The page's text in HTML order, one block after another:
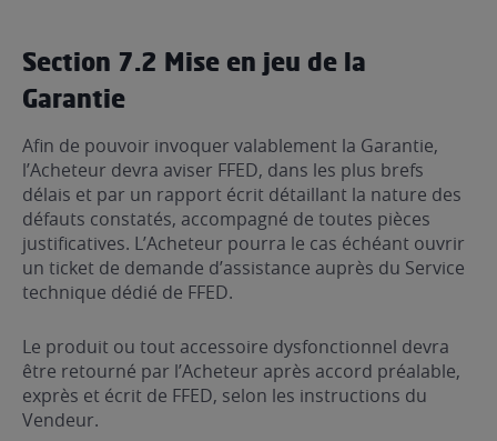
Section 7.2 Mise en jeu de la
Garantie
Afin de pouvoir invoquer valablement la Garantie,
l’Acheteur devra aviser FFED, dans les plus brefs
délais et par un rapport écrit détaillant la nature des
défauts constatés, accompagné de toutes pièces
justificatives. L’Acheteur pourra le cas échéant ouvrir
un ticket de demande d’assistance auprès du Service
technique dédié de FFED.
Le produit ou tout accessoire dysfonctionnel devra
être retourné par l’Acheteur après accord préalable,
exprès et écrit de FFED, selon les instructions du
Vendeur.